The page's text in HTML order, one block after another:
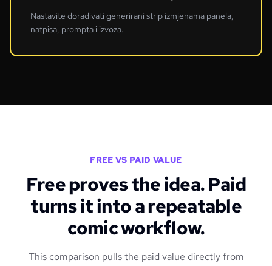
Nastavite doradivati generirani strip izmjenama panela,
natpisa, prompta i izvoza.
FREE VS PAID VALUE
Free proves the idea. Paid
turns it into a repeatable
comic workflow.
This comparison pulls the paid value directly from